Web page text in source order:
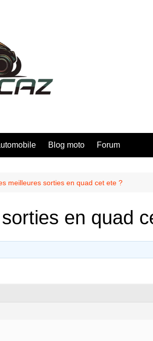
Blog moto Forum
meilleures sorties en quad cet ete ?
en quad